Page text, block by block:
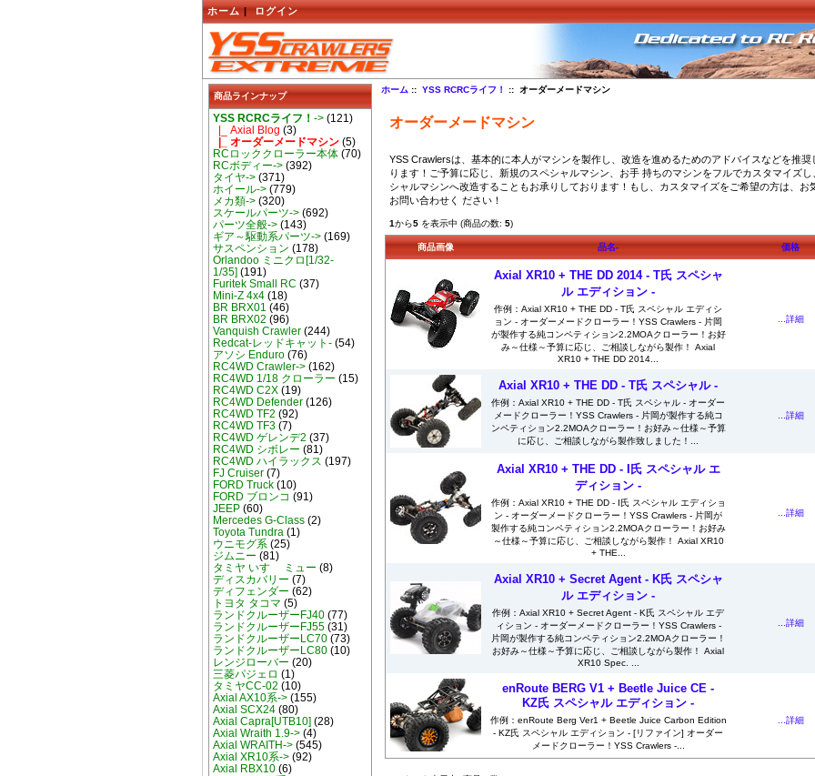
ホーム | ログイン
商品ラインナップ
YSS RCRCライフ！ ->(121)
|_ Axial Blog (3)
|_ オーダーメードマシン(5)
RCロッククローラー本体(70)
RCボディー->(392)
タイヤ->(371)
ホイール->(779)
メカ類->(320)
スケールパーツ->(692)
パーツ全般->(143)
ギア～駆動系パーツ->(169)
サスペンション (178)
Orlandoo ミニクロ[1/32-
1/35] (191)
Furitek Small RC (37)
Mini-Z 4x4(18)
BR BRX01 (46)
BR BRX02 (96)
Vanquish Crawler(244)
Redcat-レッドキャット-(54)
アソシ Enduro(76)
RC4WD Crawler->(162)
RC4WD 1/18 クローラー (15)
RC4WD C2X(19)
RC4WD Defender(126)
RC4WD TF2 (92)
RC4WD TF3(7)
RC4WD ゲレンデ2 (37)
RC4WD シボレー (81)
RC4WD ハイラックス (197)
FJ Cruiser(7)
FORD Truck(10)
FORD ブロンコ (91)
JEEP(60)
Mercedes G-Class(2)
Toyota Tundra(1)
ウニモグ系(25)
ジムニー (81)
タミヤ いすゞ ミュー (8)
ディスカバリー (7)
ディフェンダー (62)
トヨタ タコマ (5)
ランドクルーザーFJ40(77)
ランドクルーザーFJ55(31)
ランドクルーザーLC70(73)
ランドクルーザーLC80(10)
レンジローバー (20)
三菱パジェロ (1)
タミヤCC-02 (10)
Axial AX10系->(155)
Axial SCX24(80)
Axial Capra[UTB10] (28)
Axial Wraith 1.9->(4)
Axial WRAITH->(545)
Axial XR10系->(92)
Axial RBX10(6)
ホーム ::YSS RCRCライフ！ :: オーダーメードマシン
オーダーメードマシン
YSS Crawlersは、基本的に本人がマシンを製作し、改造を進めるためのアドバイスなどを推奨
ります！ご予算に応じ、新規のスペシャルマシン、お手 持ちのマシンをフルでカスタマイズし
シャルマシンへ改造することもお承りしております！もし、カスタマイズをご希望の方は、お
お問い合わせく ださい！
1から5を表示中 (商品の数: 5)
商品画像 品名- 価格
Axial XR10 + THE DD 2014 - T氏 スペシャ
ル エディション -
作例：Axial XR10 + THE DD - T氏 スペシャル エディシ
ョン - オーダーメードクローラー！YSS Crawlers - 片岡
が製作する純コンペティション2.2MOAクローラー！お好
み～仕様～予算に応じ、ご相談しながら製作！ Axial
XR10 + THE DD 2014...
...詳細
Axial XR10 + THE DD - T氏 スペシャル -
作例：Axial XR10 + THE DD - T氏 スペシャル - オーダー
メードクローラー！YSS Crawlers - 片岡が製作する純コ
ンペティション2.2MOAクローラー！お好み～仕様～予算
に応じ、ご相談しながら製作致しました！...
...詳細
Axial XR10 + THE DD - I氏 スペシャル エ
ディション -
作例：Axial XR10 + THE DD - I氏 スペシャル エディショ
ン - オーダーメードクローラー！YSS Crawlers - 片岡が
製作する純コンペティション2.2MOAクローラー！お好み
～仕様～予算に応じ、ご相談しながら製作！ Axial XR10
+ THE...
...詳細
Axial XR10 + Secret Agent - K氏 スペシャ
ル エディション -
作例：Axial XR10 + Secret Agent - K氏 スペシャル エデ
ィション - オーダーメードクローラー！YSS Crawlers -
片岡が製作する純コンペティション2.2MOAクローラー！
お好み～仕様～予算に応じ、ご相談しながら製作！ Axial
XR10 Spec. ...
...詳細
enRoute BERG V1 + Beetle Juice CE -
KZ氏 スペシャル エディション -
作例：enRoute Berg Ver1 + Beetle Juice Carbon Edition
- KZ氏 スペシャル エディション - [リファイン] オーダー
メードクローラー！YSS Crawlers -...
...詳細